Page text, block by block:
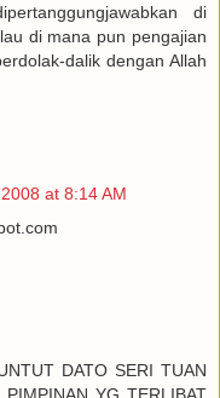
di
di mana pun pengajian
dalik dengan Allah
at 8:14 AM
DATO SERI TUAN